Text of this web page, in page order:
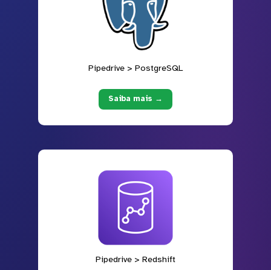
Pipedrive > PostgreSQL
Saiba mais →
Pipedrive > Redshift